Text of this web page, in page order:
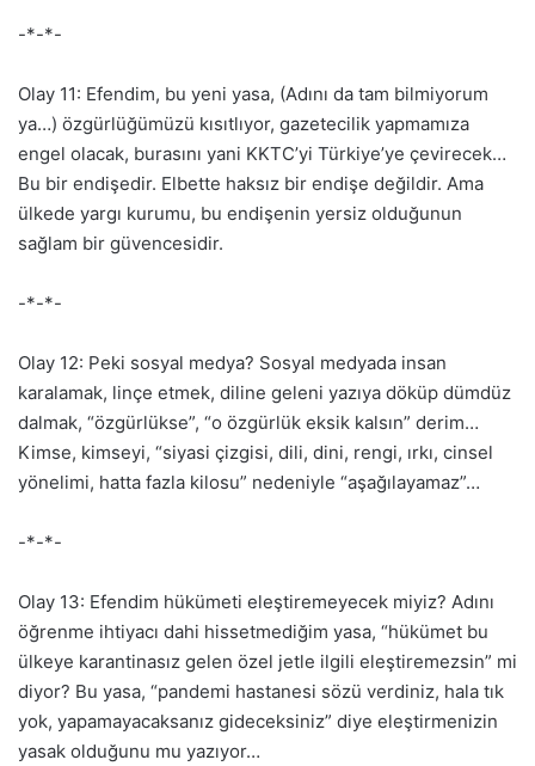
-*-*-
Olay 11: Efendim, bu yeni yasa, (Adını da tam bilmiyorum
ya…) özgürlüğümüzü kısıtlıyor, gazetecilik yapmamıza
engel olacak, burasını yani KKTC’yi Türkiye’ye çevirecek…
Bu bir endişedir. Elbette haksız bir endişe değildir. Ama
ülkede yargı kurumu, bu endişenin yersiz olduğunun
sağlam bir güvencesidir.
-*-*-
Olay 12: Peki sosyal medya? Sosyal medyada insan
karalamak, linçe etmek, diline geleni yazıya döküp dümdüz
dalmak, “özgürlükse”, “o özgürlük eksik kalsın” derim…
Kimse, kimseyi, “siyasi çizgisi, dili, dini, rengi, ırkı, cinsel
yönelimi, hatta fazla kilosu” nedeniyle “aşağılayamaz”…
-*-*-
Olay 13: Efendim hükümeti eleştiremeyecek miyiz? Adını
öğrenme ihtiyacı dahi hissetmediğim yasa, “hükümet bu
ülkeye karantinasız gelen özel jetle ilgili eleştiremezsin” mi
diyor? Bu yasa, “pandemi hastanesi sözü verdiniz, hala tık
yok, yapamayacaksanız gideceksiniz” diye eleştirmenizin
yasak olduğunu mu yazıyor…